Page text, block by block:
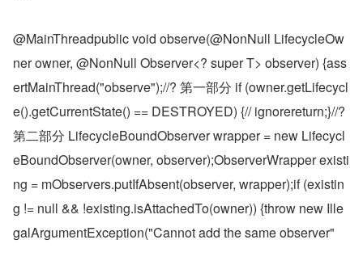
@MainThreadpublic void observe(@NonNull LifecycleOw
ner owner, @NonNull Observer<? super T> observer) {ass
ertMainThread("observe");//? 第一部分 if (owner.getLifecycl
e().getCurrentState() == DESTROYED) {// ignorereturn;}//?
第二部分 LifecycleBoundObserver wrapper = new Lifecycl
eBoundObserver(owner, observer);ObserverWrapper existi
ng = mObservers.putIfAbsent(observer, wrapper);if (existin
g != null && !existing.isAttachedTo(owner)) {throw new Ille
galArgumentException("Cannot add the same observer"